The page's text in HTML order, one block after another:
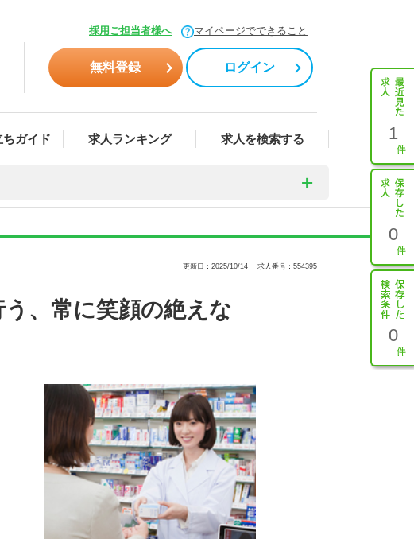
採用ご担当者様へ マイページでできること
無料登録 ログイン
ガイド 求人ランキング 求人を検索する 1
0
0
更新日：2025/10/14 求人番号：554395
、常に笑顔の絶えな